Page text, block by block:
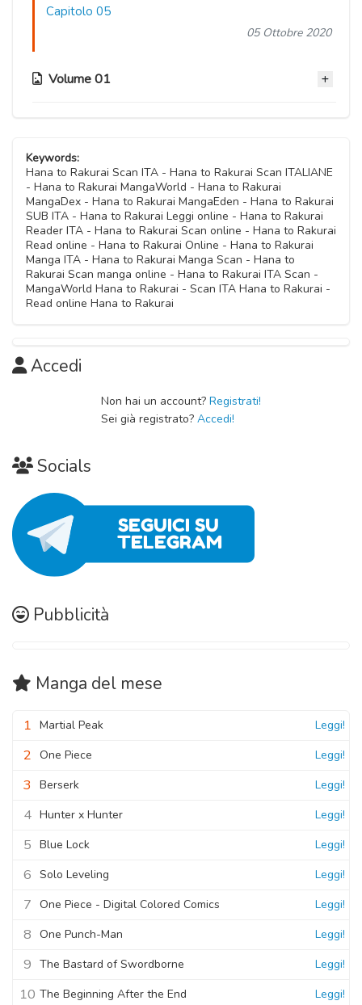
Capitolo 05
05 Ottobre 2020
Volume 01
Capitolo 03
05 Ottobre 2020
Capitolo 02
05 Ottobre 2020
Capitolo 01
Keywords:
Hana to Rakurai Scan ITA - Hana to Rakurai Scan ITALIANE
- Hana to Rakurai MangaWorld - Hana to Rakurai
MangaDex - Hana to Rakurai MangaEden - Hana to Rakurai
SUB ITA - Hana to Rakurai Leggi online - Hana to Rakurai
Reader ITA - Hana to Rakurai Scan online - Hana to Rakurai
Read online - Hana to Rakurai Online - Hana to Rakurai
Manga ITA - Hana to Rakurai Manga Scan - Hana to
Rakurai Scan manga online - Hana to Rakurai ITA Scan -
MangaWorld Hana to Rakurai - Scan ITA Hana to Rakurai -
Read online Hana to Rakurai
Accedi
Non hai un account? Registrati!
Sei già registrato? Accedi!
Socials
Pubblicità
Manga del mese
1 Martial Peak Leggi!
2 One Piece Leggi!
3 Berserk Leggi!
4 Hunter x Hunter Leggi!
5 Blue Lock Leggi!
6 Solo Leveling Leggi!
7 One Piece - Digital Colored Comics Leggi!
8 One Punch-Man Leggi!
9 The Bastard of Swordborne Leggi!
10 The Beginning After the End Leggi!